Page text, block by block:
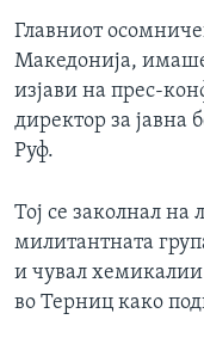
Главниот
Македонија,
изјави на прес-
директор за јавна
Руф.
Тој се заколнал на
милитантната
и чувал хемикалии
во Терниц како